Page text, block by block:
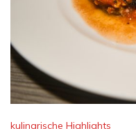
kulinarische Highlights